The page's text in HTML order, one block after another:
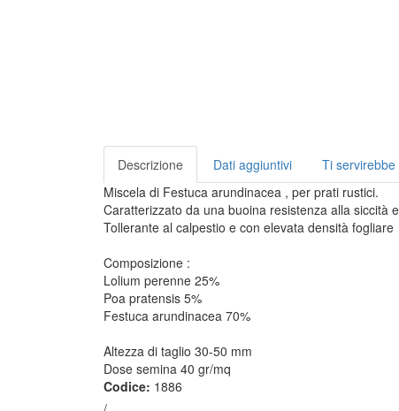
Descrizione
Dati aggiuntivi
Ti servirebbe
Miscela di Festuca arundinacea , per prati rustici.
Caratterizzato da una buoina resistenza alla siccità
Tollerante al calpestio e con elevata densità fogliare
Composizione :
Lolium perenne 25%
Poa pratensis 5%
Festuca arundinacea 70%
Altezza di taglio 30-50 mm
Dose semina 40 gr/mq
Codice: 1886